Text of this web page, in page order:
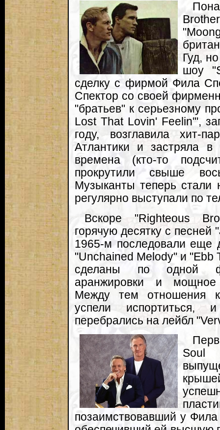
Гуд,
шоу
сделку с фирмой Фила
Спектор со своей
"братьев" к серьезному
Lost That Lovin' Feelin'",
году, возглавила хит-
Атлантики и застряла
времена (кто-то
прокрутили свыше
Музыканты теперь стали
регулярно выступали по
Вскоре "Righteous
горячую десятку с
1965-м последовали еще
"Unchained Melody" и
сделаны по одной
аранжировки и мощное
Между тем отношения
успели
перебрались на лейбл
позаимствовавший у